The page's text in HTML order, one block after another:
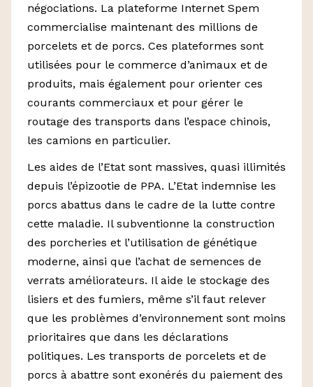
négociations. La plateforme Internet Spem
commercialise maintenant des millions de
porcelets et de porcs. Ces plateformes sont
utilisées pour le commerce d’animaux et de
produits, mais également pour orienter ces
courants commerciaux et pour gérer le
routage des transports dans l’espace chinois,
les camions en particulier.
Les aides de l’Etat sont massives, quasi illimités
depuis l’épizootie de PPA. L’Etat indemnise les
porcs abattus dans le cadre de la lutte contre
cette maladie. Il subventionne la construction
des porcheries et l’utilisation de génétique
moderne, ainsi que l’achat de semences de
verrats améliorateurs. Il aide le stockage des
lisiers et des fumiers, même s’il faut relever
que les problèmes d’environnement sont moins
prioritaires que dans les déclarations
politiques. Les transports de porcelets et de
porcs à abattre sont exonérés du paiement des